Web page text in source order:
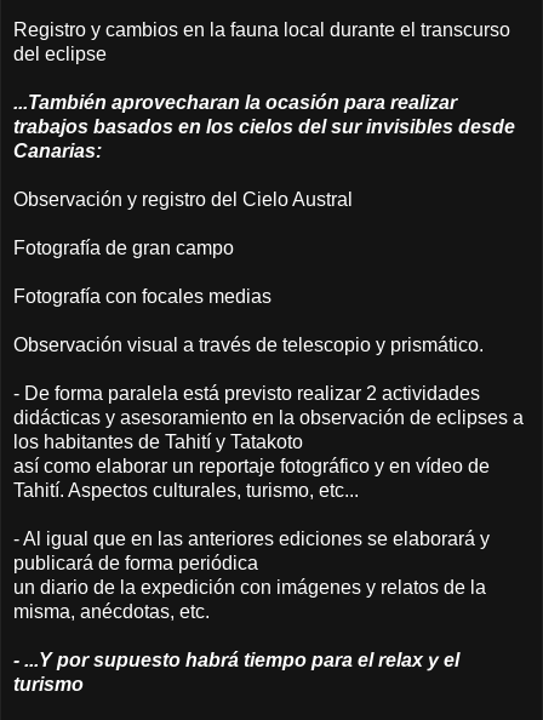
Registro y cambios en la fauna local durante el transcurso
del eclipse
...También aprovecharan la ocasión para realizar
trabajos basados en los cielos del sur invisibles desde
Canarias:
Observación y registro del Cielo Austral
Fotografía de gran campo
Fotografía con focales medias
Observación visual a través de telescopio y prismático.
- De forma paralela está previsto realizar 2 actividades
didácticas y asesoramiento en la observación de eclipses a
los habitantes de Tahití y Tatakoto
así como elaborar un reportaje fotográfico y en vídeo de
Tahití. Aspectos culturales, turismo, etc...
- Al igual que en las anteriores ediciones se elaborará y
publicará de forma periódica
un diario de la expedición con imágenes y relatos de la
misma, anécdotas, etc.
- ...Y por supuesto habrá tiempo para el relax y el
turismo